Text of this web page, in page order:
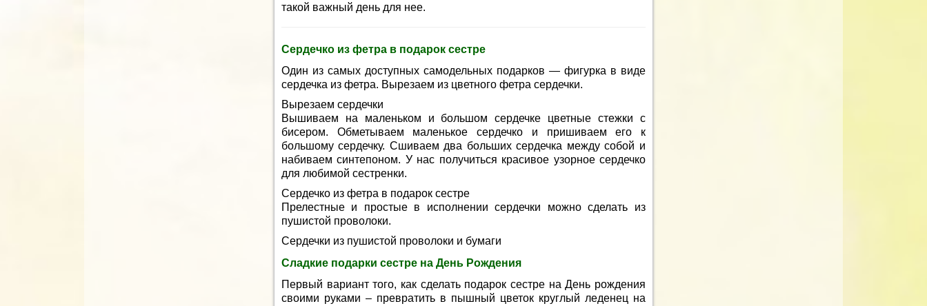
такой важный день для нее.
Сердечко из фетра в подарок сестре
Один из самых доступных самодельных подарков — фигурка в виде
сердечка из фетра. Вырезаем из цветного фетра сердечки.
Вырезаем сердечки
Вышиваем на маленьком и большом сердечке цветные стежки с
бисером. Обметываем маленькое сердечко и пришиваем его к
большому сердечку. Сшиваем два больших сердечка между собой и
набиваем синтепоном. У нас получиться красивое узорное сердечко
для любимой сестренки.
Сердечко из фетра в подарок сестре
Прелестные и простые в исполнении сердечки можно сделать из
пушистой проволоки.
Сердечки из пушистой проволоки и бумаги
Сладкие подарки сестре на День Рождения
Первый вариант того, как сделать подарок сестре на День рождения
своими руками – превратить в пышный цветок круглый леденец на